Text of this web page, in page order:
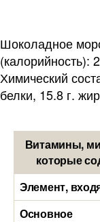
Шоколадное
(калорийность):
Химический
белки, 15.8 г.
Витамины,
которые
Элемент,
Основное